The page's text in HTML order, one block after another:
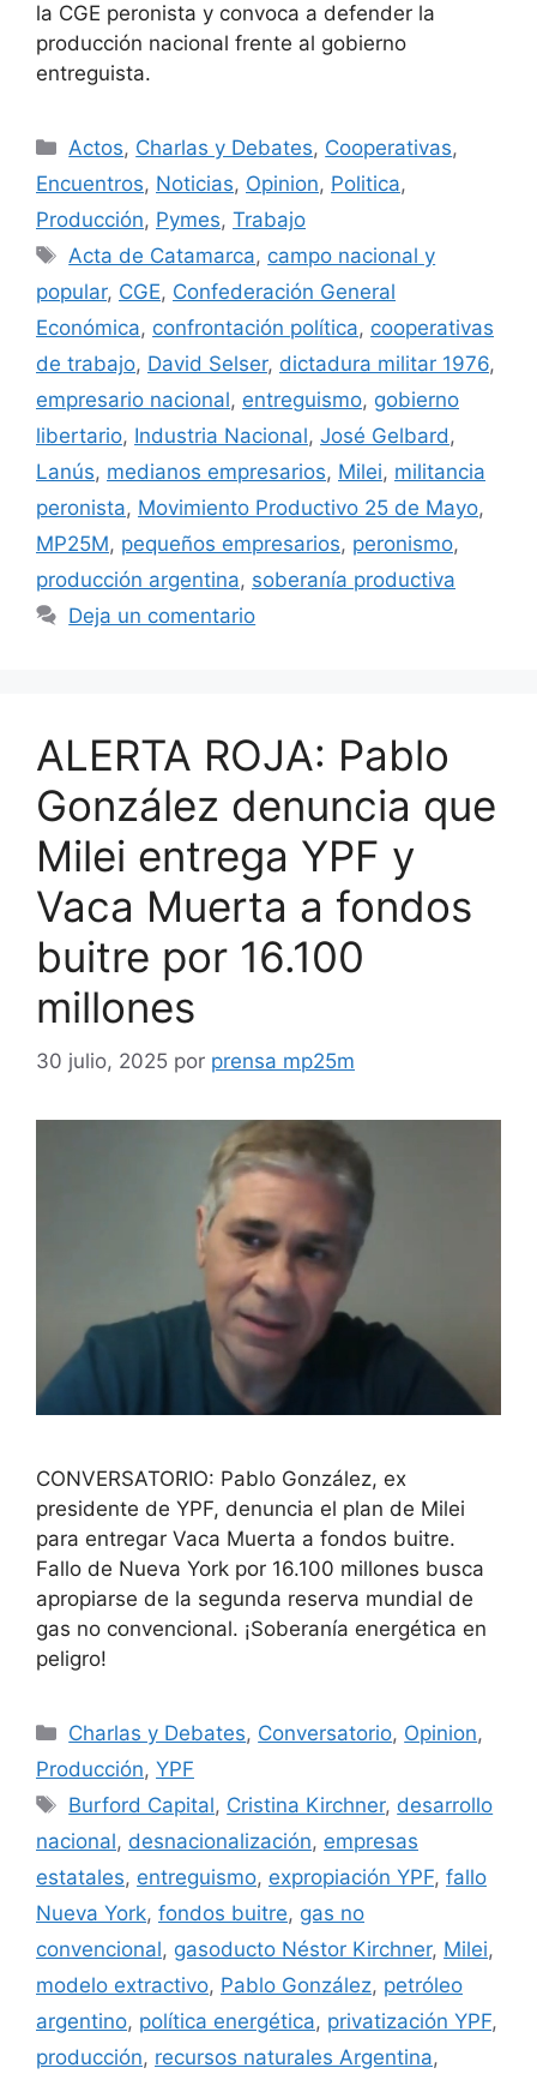
la CGE peronista y convoca a defender la
producción nacional frente al gobierno
entreguista.
Actos, Charlas y Debates, Cooperativas,
Encuentros, Noticias, Opinion, Politica,
Producción, Pymes, Trabajo
Acta de Catamarca, campo nacional y
popular, CGE, Confederación General
Económica, confrontación política, cooperativas
de trabajo, David Selser, dictadura militar 1976,
empresario nacional, entreguismo, gobierno
libertario, Industria Nacional, José Gelbard,
Lanús, medianos empresarios, Milei, militancia
peronista, Movimiento Productivo 25 de Mayo,
MP25M, pequeños empresarios, peronismo,
producción argentina, soberanía productiva
Deja un comentario
ALERTA ROJA: Pablo
González denuncia que
Milei entrega YPF y
Vaca Muerta a fondos
buitre por 16.100
millones
30 julio, 2025 por prensa mp25m
CONVERSATORIO: Pablo González, ex
presidente de YPF, denuncia el plan de Milei
para entregar Vaca Muerta a fondos buitre.
Fallo de Nueva York por 16.100 millones busca
apropiarse de la segunda reserva mundial de
gas no convencional. ¡Soberanía energética en
peligro!
Charlas y Debates, Conversatorio, Opinion,
Producción, YPF
Burford Capital, Cristina Kirchner, desarrollo
nacional, desnacionalización, empresas
estatales, entreguismo, expropiación YPF, fallo
Nueva York, fondos buitre, gas no
convencional, gasoducto Néstor Kirchner, Milei,
modelo extractivo, Pablo González, petróleo
argentino, política energética, privatización YPF,
producción, recursos naturales Argentina,